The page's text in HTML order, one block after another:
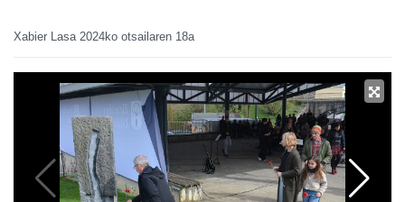
Xabier Lasa 2024ko otsailaren 18a